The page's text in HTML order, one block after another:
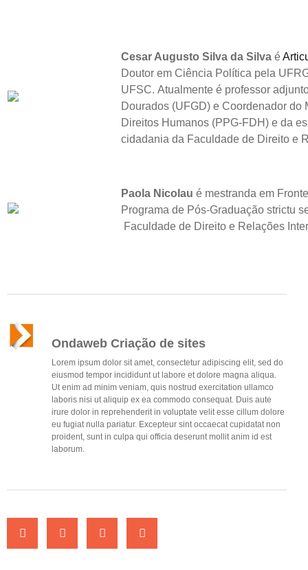
Cesar Augusto Silva da Silva é
Doutor em Ciência Política pela
UFSC. Atualmente é professor
Dourados (UFGD) e Coordenador
Direitos Humanos (PPG-FDH) e da
cidadania da Faculdade de Direito e
Paola Nicolau é mestranda em
Programa de Pós-Graduação strictu
Faculdade de Direito e Relações
Ondaweb Criação de sites
Lorem ipsum dolor sit amet, consectetur adipiscing elit, sed do
eiusmod tempor incididunt ut labore et dolore magna aliqua.
Ut enim ad minim veniam, quis nostrud exercitation ullamco
laboris nisi ut aliquip ex ea commodo consequat. Duis aute
irure dolor in reprehenderit in voluptate velit esse cillum dolore
eu fugiat nulla pariatur. Excepteur sint occaecat cupidatat non
proident, sunt in culpa qui officia deserunt mollit anim id est
laborum.